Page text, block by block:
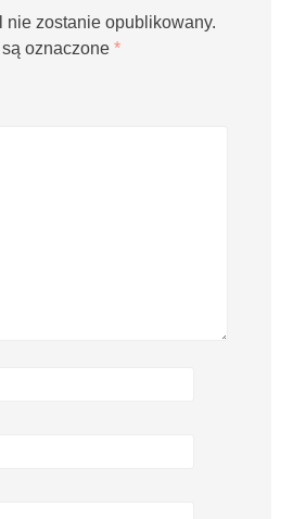
nie zostanie opublikowany.
oznaczone *